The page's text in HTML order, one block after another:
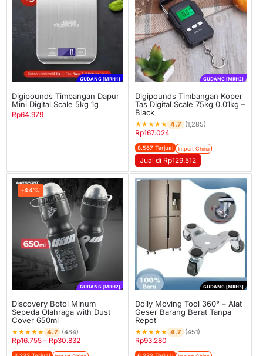
GUDANG [MRH1]
Digipounds Timbangan Dapur
Mini Digital Scale 5kg 1g
Rp64.979
GUDANG [MRH2]
Digipounds Timbangan Koper
Tas Digital Scale 75kg 0.01kg –
Black
★★★★★ 4.7 (1,285)
Rp167.024
8.567 Terjual Import China
Jual di Rp129.512
-44%
GUDANG [MRH2]
Discovery Botol Minum
Sepeda Olahraga with Dust
Cover 650ml
★★★★★ 4.7 (484)
Rp16.755 – Rp30.832
GUDANG [MRH3]
Dolly Moving Tool 360° – Alat
Geser Barang Berat Tanpa
Repot
★★★★★ 4.7 (451)
Rp93.280